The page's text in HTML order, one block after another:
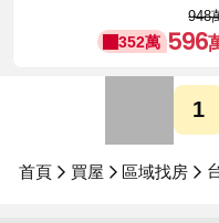
948
352萬 596
1
首頁 買屋 區域找房